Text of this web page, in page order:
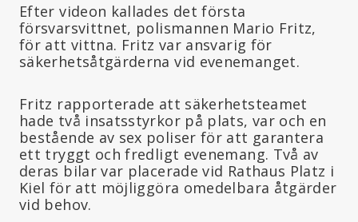
Efter videon kallades det första
försvarsvittnet, polismannen Mario Fritz,
för att vittna. Fritz var ansvarig för
säkerhetsåtgärderna vid evenemanget.
Fritz rapporterade att säkerhetsteamet
hade två insatsstyrkor på plats, var och en
bestående av sex poliser för att garantera
ett tryggt och fredligt evenemang. Två av
deras bilar var placerade vid Rathaus Platz i
Kiel för att möjliggöra omedelbara åtgärder
vid behov.